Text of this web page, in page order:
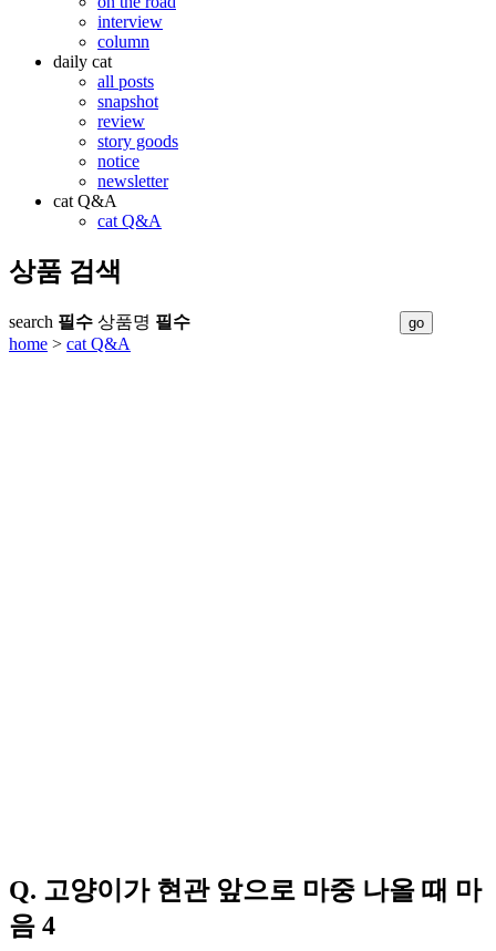
interview
column
daily cat
all posts
snapshot
review
story goods
notice
newsletter
cat Q&A
cat Q&A
상품 검색
search 필수 상품명 필수
home > cat Q&A
Q. 고양이가 현관 앞으로 마중 나올 때 마
음 4